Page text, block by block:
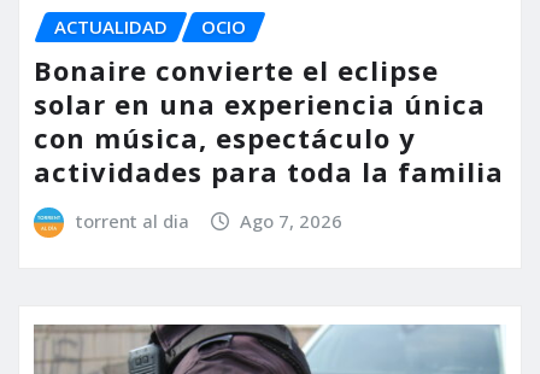
ACTUALIDAD OCIO
Bonaire convierte el eclipse
solar en una experiencia única
con música, espectáculo y
actividades para toda la familia
torrent al dia Ago 7, 2026